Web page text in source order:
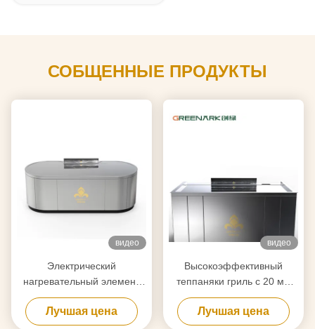
СОБЩЕННЫЕ ПРОДУКТЫ
видео
Электрический
нагревательный элемент
Теппаняки гриль столик
для очистки на основе
Лучшая цена
видео
Высокоэффективный
теппаняки гриль с 20 мм
пищевой стальной
столешницей и умным
Лучшая цена